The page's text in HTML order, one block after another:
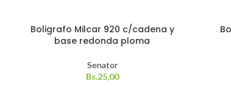
SOLD
Boligrafo Milcar 920 c/cadena y
base redonda ploma
Senator
Bs.25,00
SOLD